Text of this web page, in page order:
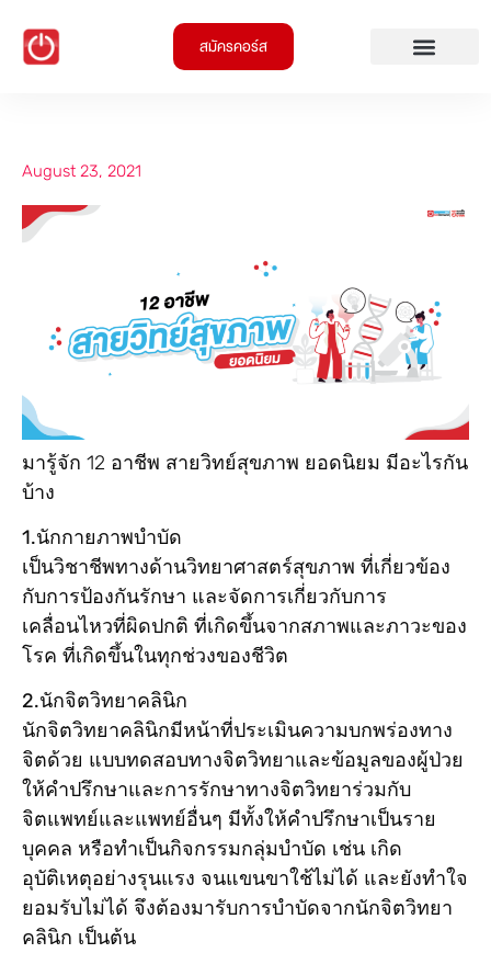
สมัครคอร์ส
August 23, 2021
มารู้จัก 12 อาชีพ สายวิทย์สุขภาพ ยอดนิยม มีอะไรกัน
บ้าง
1.นักกายภาพบำบัด
เป็นวิชาชีพทางด้านวิทยาศาสตร์สุขภาพ ที่เกี่ยวข้อง
กับการป้องกันรักษา และจัดการเกี่ยวกับการ
เคลื่อนไหวที่ผิดปกติ ที่เกิดขึ้นจากสภาพและภาวะของ
โรค ที่เกิดขึ้นในทุกช่วงของชีวิต
2.นักจิตวิทยาคลินิก
นักจิตวิทยาคลินิกมีหน้าที่ประเมินความบกพร่องทาง
จิตด้วย แบบทดสอบทางจิตวิทยาและข้อมูลของผู้ป่วย
ให้คำปรึกษาและการรักษาทางจิตวิทยาร่วมกับ
จิตแพทย์และแพทย์อื่นๆ มีทั้งให้คำปรึกษาเป็นราย
บุคคล หรือทำเป็นกิจกรรมกลุ่มบำบัด เช่น เกิด
อุบัติเหตุอย่างรุนแรง จนแขนขาใช้ไม่ได้ และยังทำใจ
ยอมรับไม่ได้ จึงต้องมารับการบำบัดจากนักจิตวิทยา
คลินิก เป็นต้น